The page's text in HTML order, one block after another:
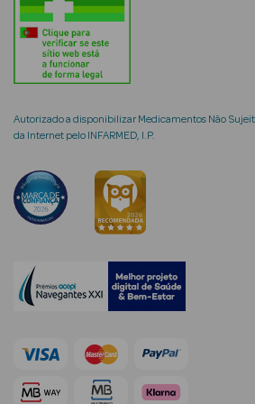
Cosmética
Rosto
Séruns Faciais
envelhecimento
Autorizado a disponibilizar Medicamentos Não
da Internet pelo INFARMED, I.P.